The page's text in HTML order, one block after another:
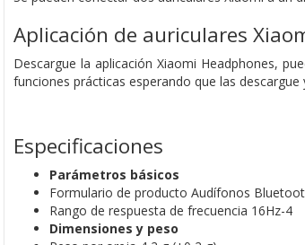
Aplicación de auriculares
Descargue la aplicación Xiaomi Headphones,
funciones prácticas esperando que las descargue
Especificaciones
Parámetros básicos
Formulario de producto Audífonos
Rango de respuesta de frecuencia 16Hz-4
Dimensiones y peso